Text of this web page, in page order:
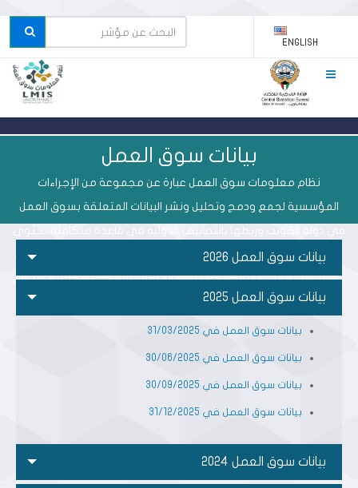
ENGLISH
بيانات سوق العمل
نظام معلومات سوق العمل عبارة عن مجموعة من الإجراءات
المؤسسية لجمع ودمج وتحليل ونشر البيانات المتعلقة بسوق العمل
على بيانات سجليه الكترونية تدمج البيانات المتصلة بسوق العمل والتي
تزودنا بها الجهات الشريكة مع الإدارة المركزية للإحصاء بشكل ربع سنوي
لإعداد التقارير.
بيانات سوق العمل 2026
بيانات سوق العمل 2025
بيانات سوق العمل في 31/03/2025
بيانات سوق العمل في 30/06/2025
بيانات سوق العمل في 30/09/2025
بيانات سوق العمل في 31/12/2025
بيانات سوق العمل 2024